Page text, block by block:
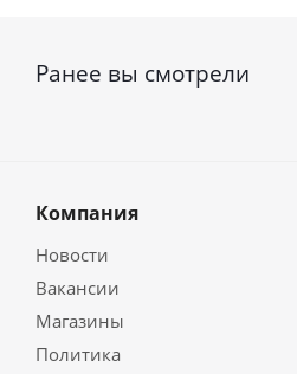
Ранее вы смотрели
Компания
Новости
Вакансии
Магазины
Политика